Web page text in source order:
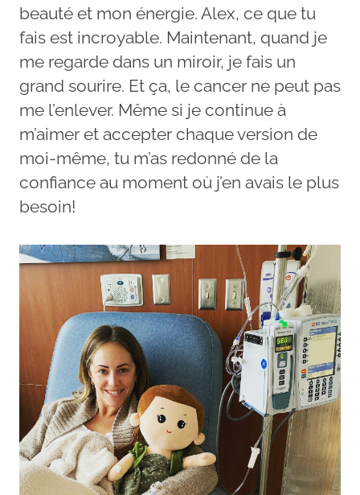
beauté et mon énergie. Alex, ce que tu
fais est incroyable. Maintenant, quand je
me regarde dans un miroir, je fais un
grand sourire. Et ça, le cancer ne peut pas
me l’enlever. Même si je continue à
m’aimer et accepter chaque version de
moi-même, tu m’as redonné de la
confiance au moment où j’en avais le plus
besoin!